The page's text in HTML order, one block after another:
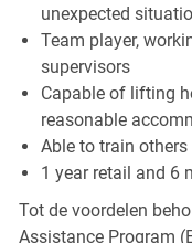
unexpected
Team player,
supervisors
Capable of lifting
reasonable
Able to train others
1 year retail and 6
Tot de voordelen
Assistance Program